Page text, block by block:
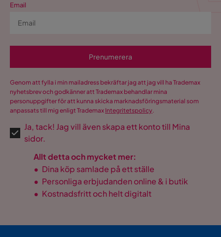
Email
Prenumerera
Genom att fylla i min mailadress bekräftar jag att jag vill ha Trademax
nyhetsbrev och godkänner att Trademax behandlar mina
personuppgifter för att kunna skicka marknadsföringsmaterial som
anpassats till mig enligt Trademax Integritetspolicy.
Ja, tack! Jag vill även skapa ett konto till Mina
sidor.
Allt detta och mycket mer:
• Dina köp samlade på ett ställe
• Personliga erbjudanden online & i butik
• Kostnadsfritt och helt digitalt